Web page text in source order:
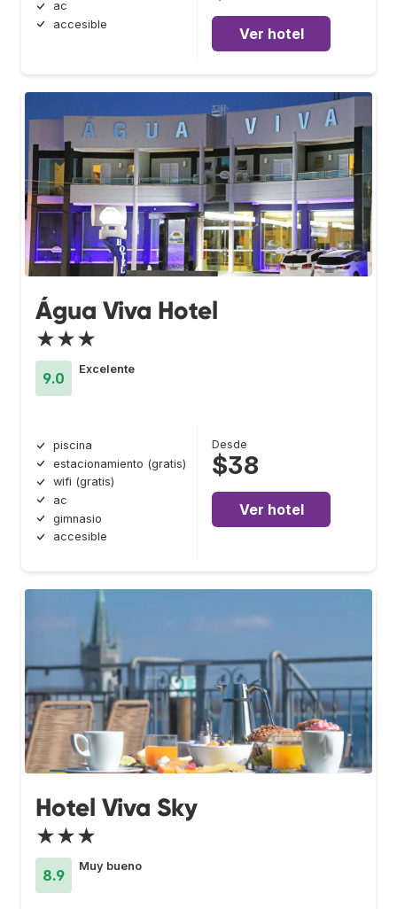
ac
accesible
Ver hotel
Água Viva Hotel
★★★
9.0
Excelente
piscina
estacionamiento (gratis)
wifi (gratis)
ac
gimnasio
accesible
Desde
$38
Ver hotel
Hotel Viva Sky
★★★
8.9
Muy bueno